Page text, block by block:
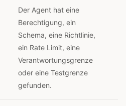
Der Agent hat eine
Berechtigung, ein
Schema, eine Richtlinie,
ein Rate Limit, eine
Verantwortungsgrenze
oder eine Testgrenze
gefunden.